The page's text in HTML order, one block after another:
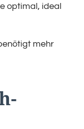
optimal, ideal
mehr